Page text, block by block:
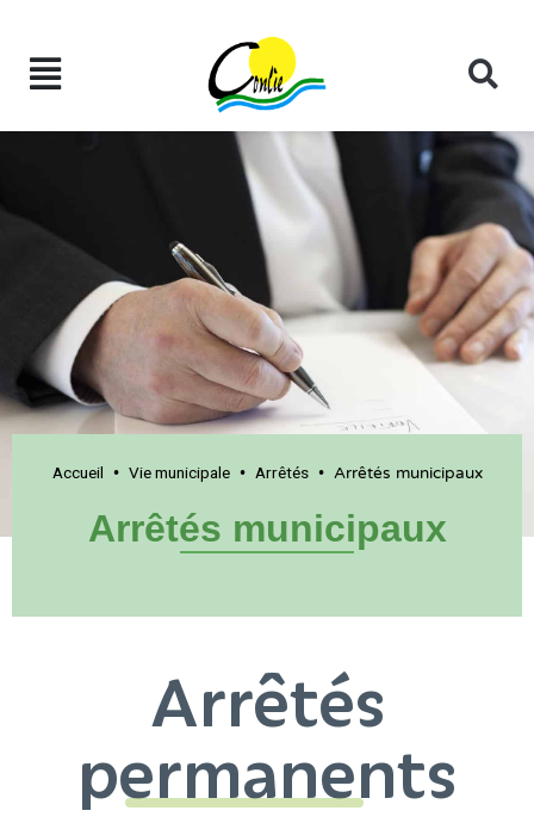
Accueil • Vie municipale• Arrêtés• Arrêtés municipaux
Arrêtés municipaux
Arrêtés
permanents